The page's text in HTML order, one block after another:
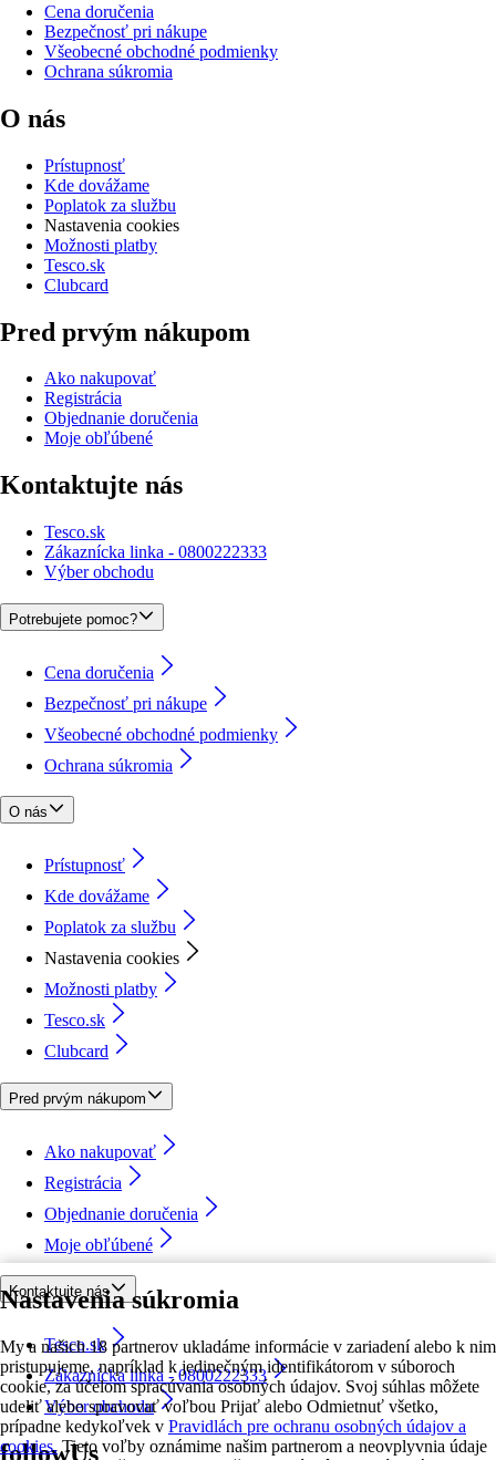
Nastavenia súkromia
My a našich 18 partnerov ukladáme informácie v zariadení alebo k nim
pristupujeme, napríklad k jedinečným identifikátorom v súboroch
cookie, za účelom spracúvania osobných údajov. Svoj súhlas môžete
udeliť alebo spravovať voľbou Prijať alebo Odmietnuť všetko,
prípadne kedykoľvek v Pravidlách pre ochranu osobných údajov a
cookies. Tieto voľby oznámime našim partnerom a neovplyvnia údaje
Cena doručenia
Bezpečnosť pri nákupe
Všeobecné obchodné podmienky
Ochrana súkromia
O nás
Prístupnosť
Kde dovážame
Poplatok za službu
Nastavenia cookies
Možnosti platby
Tesco.sk
Clubcard
Pred prvým nákupom
Ako nakupovať
Registrácia
Objednanie doručenia
Moje obľúbené
Kontaktujte nás
Tesco.sk
Zákaznícka linka - 0800222333
Výber obchodu
Potrebujete pomoc?
Cena doručenia
Bezpečnosť pri nákupe
Všeobecné obchodné podmienky
Ochrana súkromia
O nás
Prístupnosť
Kde dovážame
Poplatok za službu
Nastavenia cookies
Možnosti platby
Tesco.sk
Clubcard
Pred prvým nákupom
Ako nakupovať
Registrácia
Objednanie doručenia
Moje obľúbené
Kontaktujte nás
Tesco.sk
Zákaznícka linka - 0800222333
Výber obchodu
followUs